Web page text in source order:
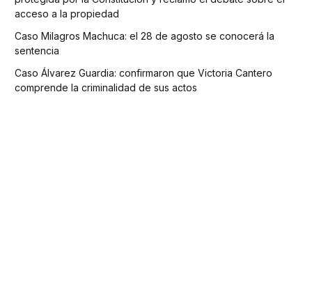
acceso a la propiedad
Caso Milagros Machuca: el 28 de agosto se conocerá la
sentencia
Caso Álvarez Guardia: confirmaron que Victoria Cantero
comprende la criminalidad de sus actos